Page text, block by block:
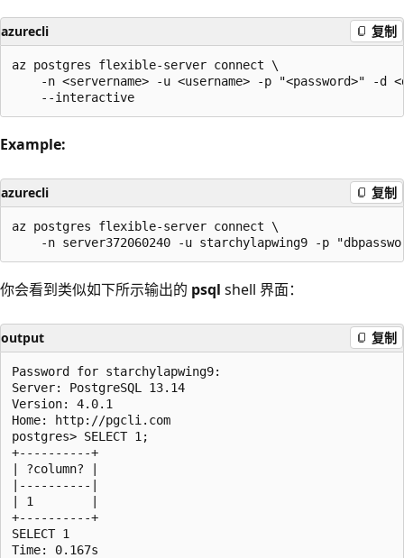
azurecli 复制
az postgres flexible-server connect \
-n <servername> -u <username> -p "<password>" -d
Example:
azurecli 复制
az postgres flexible-server connect \
你会看到类似如下所示输出的 psql shell 界面：
output 复制
Password for starchylapwing9:
Server: PostgreSQL 13.14
Version: 4.0.1
Home: http://pgcli.com
postgres> SELECT 1;
+----------+
| ?column? |
|----------|
| 1        |
+----------+
SELECT 1
Time: 0.167s